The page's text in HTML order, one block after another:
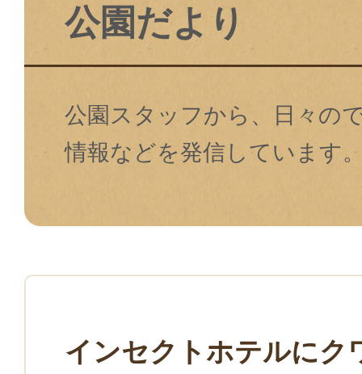
公園だより
公園スタッフから、⽇々の
情報などを発信しています
インセクトホテルにク